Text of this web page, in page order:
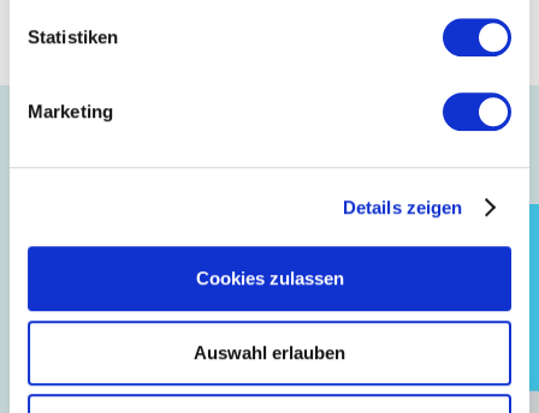
Statistiken
Marketing
Details zeigen
Cookies zulassen
Auswahl erlauben
Online-Guide
Auch interessant ...